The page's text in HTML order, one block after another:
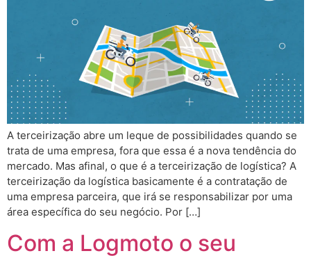
A terceirização abre um leque de possibilidades quando se
trata de uma empresa, fora que essa é a nova tendência do
mercado. Mas afinal, o que é a terceirização de logística? A
terceirização da logística basicamente é a contratação de
uma empresa parceira, que irá se responsabilizar por uma
área específica do seu negócio. Por […]
Com a Logmoto o seu